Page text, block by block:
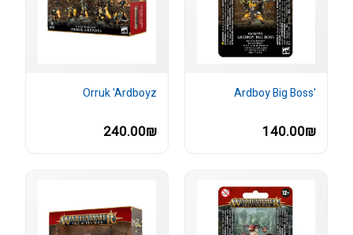
'Ardboy Big Boss
140.00₪
Orruk 'Ardboyz
240.00₪